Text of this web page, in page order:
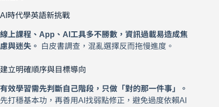
AI時代學英語新挑戰
線上課程、App、AI工具多不勝數，資訊過載易造成焦
慮與迷失。
白皮書調查，混亂選擇反而拖慢進度。
建立明確順序與目標導向
有效學習需先判斷自己階段，只做「對的那一件事」。
先打穩基本功，再善用AI找弱點修正，避免過度依賴AI